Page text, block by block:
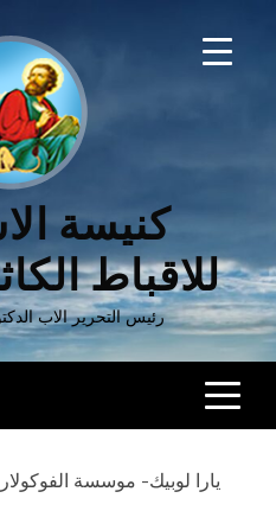
كنيسة
للاقباط
رئيس التحرير الاب
يارا لوبيك- موسسة